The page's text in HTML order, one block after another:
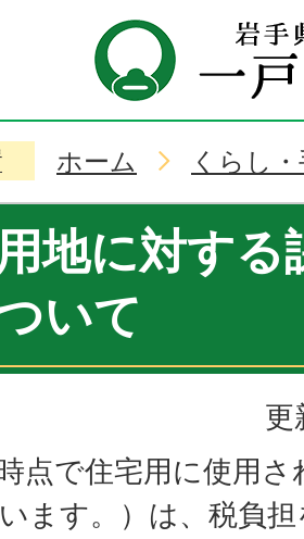
ホーム くらし
地に対する
いて
更
点で住宅用に使用
ます。）は、税負